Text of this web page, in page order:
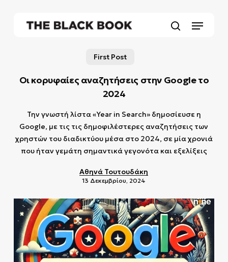
Menu
First Post
Οι κορυφαίες αναζητήσεις στην Google το
2024
Την γνωστή λίστα «Year in Search» δημοσίευσε η
Google, με τις τις δημοφιλέστερες αναζητήσεις των
χρηστών του διαδικτύου μέσα στο 2024, σε μία χρονιά
που ήταν γεμάτη σημαντικά γεγονότα και εξελίξεις
Αθηνά Τουτουδάκη
13 Δεκεμβρίου, 2024